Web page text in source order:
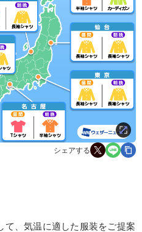
シェアする
て、気温に適した服装をご提案